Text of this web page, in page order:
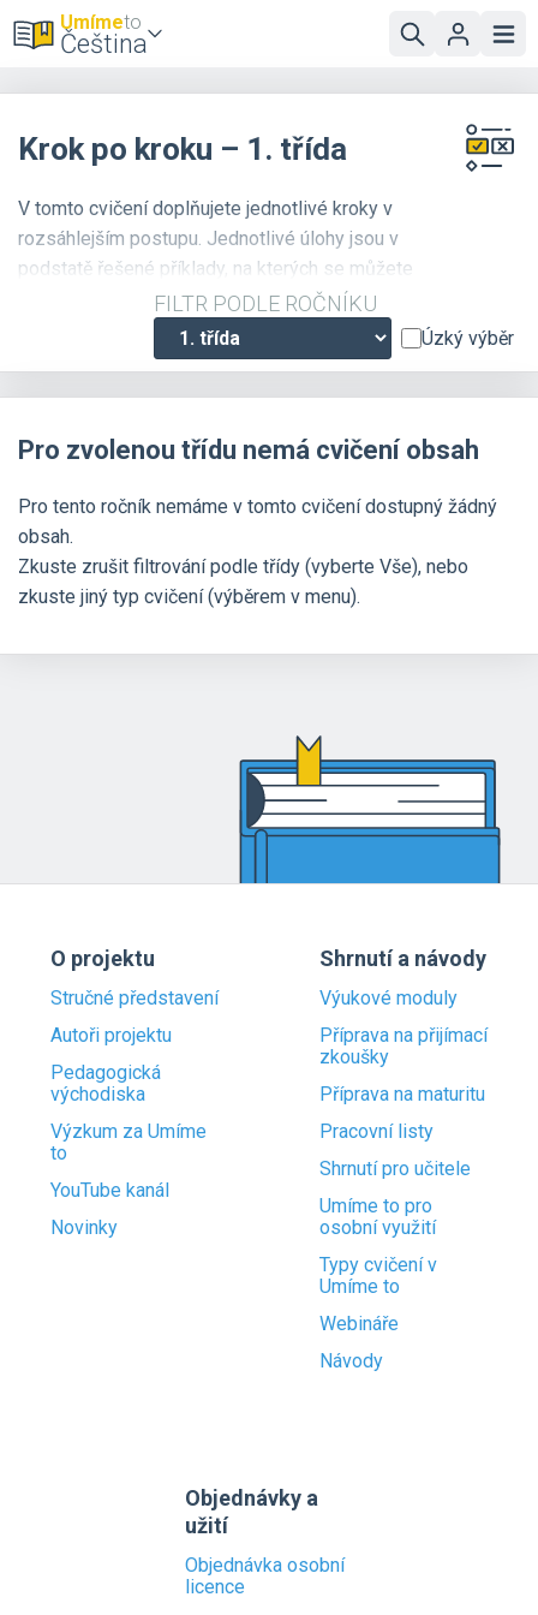
Umímeto
Čeština
Krok po kroku – 1. třída
V tomto cvičení doplňujete jednotlivé kroky v
rozsáhlejším postupu. Jednotlivé úlohy jsou v
podstatě řešené příklady, na kterých se můžete
naučit, jak správně uvažovat o jazykových jevech.
FILTR PODLE ROČNÍKU
Úzký výběr
Pro zvolenou třídu nemá cvičení obsah
Pro tento ročník nemáme v tomto cvičení dostupný žádný
obsah.
Zkuste zrušit filtrování podle třídy (vyberte Vše), nebo
zkuste jiný typ cvičení (výběrem v menu).
O projektu
Stručné představení
Autoři projektu
Pedagogická
východiska
Výzkum za Umíme
to
YouTube kanál
Novinky
Shrnutí a návody
Výukové moduly
Příprava na přijímací
zkoušky
Příprava na maturitu
Pracovní listy
Shrnutí pro učitele
Umíme to pro
osobní využití
Typy cvičení v
Umíme to
Webináře
Návody
Objednávky a
užití
Objednávka osobní
licence